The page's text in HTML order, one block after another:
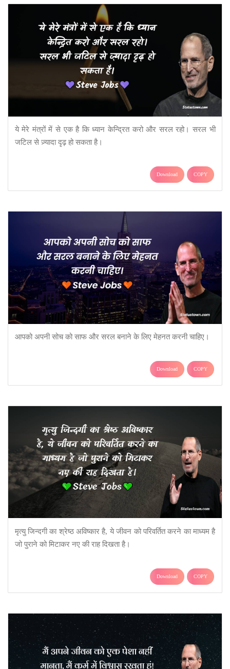
ये मेरे मंत्रों में से एक है कि ध्यान केन्द्रित करो और सरल रहो। सरल भी
जटिल से ज़्यादा दृढ़ हो सकता है।
Download COPY
आपको अपनी सोच को साफ और सरल बनाने के लिए मेहनत करनी चाहिए।
Download COPY
मृत्यु जिन्दगी का श्रेष्ठ अविष्कार है, ये जीवन को परिवर्तित करने का माध्यम है
जो पुराने को मिटाकर नए की राह दिखता है।
Download COPY